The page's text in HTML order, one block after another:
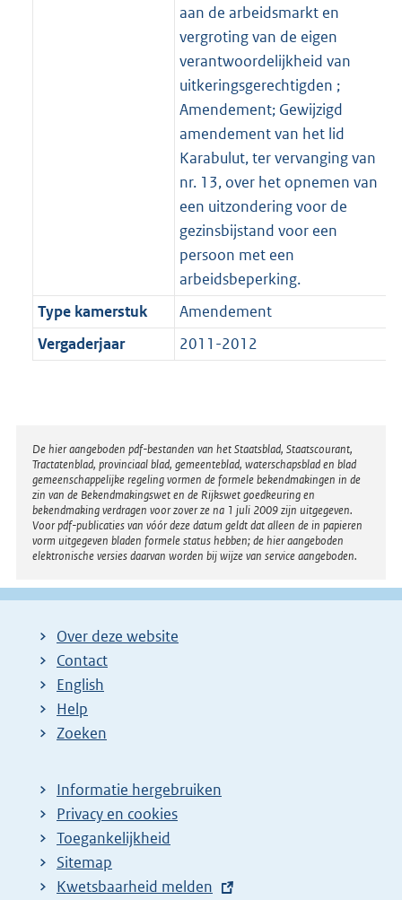
aan de arbeidsmarkt en
vergroting van de eigen
verantwoordelijkheid van
uitkeringsgerechtigden ;
Amendement; Gewijzigd
amendement van het lid
Karabulut, ter vervanging van
nr. 13, over het opnemen van
een uitzondering voor de
gezinsbijstand voor een
persoon met een
arbeidsbeperking.
Type kamerstuk
Amendement
Vergaderjaar
2011-2012
Disclaimer
De hier aangeboden pdf-bestanden van het Staatsblad, Staatscourant,
Tractatenblad, provinciaal blad, gemeenteblad, waterschapsblad en blad
gemeenschappelijke regeling vormen de formele bekendmakingen in de
zin van de Bekendmakingswet en de Rijkswet goedkeuring en
bekendmaking verdragen voor zover ze na 1 juli 2009 zijn uitgegeven.
Voor pdf-publicaties van vóór deze datum geldt dat alleen de in papieren
vorm uitgegeven bladen formele status hebben; de hier aangeboden
elektronische versies daarvan worden bij wijze van service aangeboden.
Over deze website
Contact
English
Help
Zoeken
Informatie hergebruiken
Privacy en cookies
Toegankelijkheid
Sitemap
E
Kwetsbaarheid melden